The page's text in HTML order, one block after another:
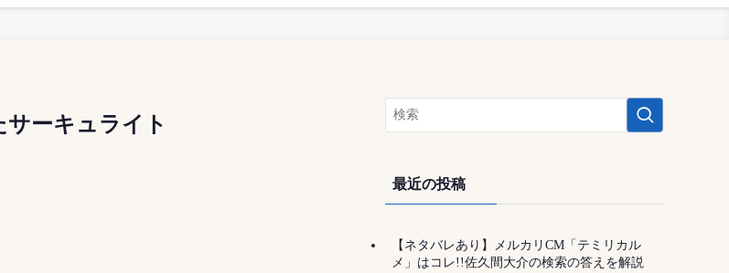
サーキュライト
最近の投稿
【ネタバレあり】メルカリCM「テミリカル
メ」はコレ!!佐久間大介の検索の答えを解説